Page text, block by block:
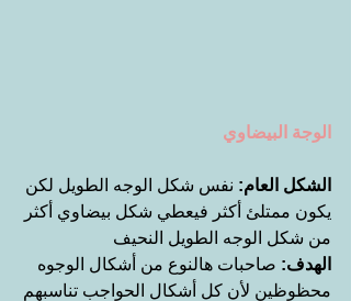
الوجة البيضاوي
الشكل العام: نفس شكل الوجه الطويل لكن
يكون ممتلئ أكثر فيعطي شكل بيضاوي أكثر
من شكل الوجه الطويل النحيف
الهدف: صاحبات هالنوع من أشكال الوجوه
محظوظين لأن كل أشكال الحواجب تناسبهم